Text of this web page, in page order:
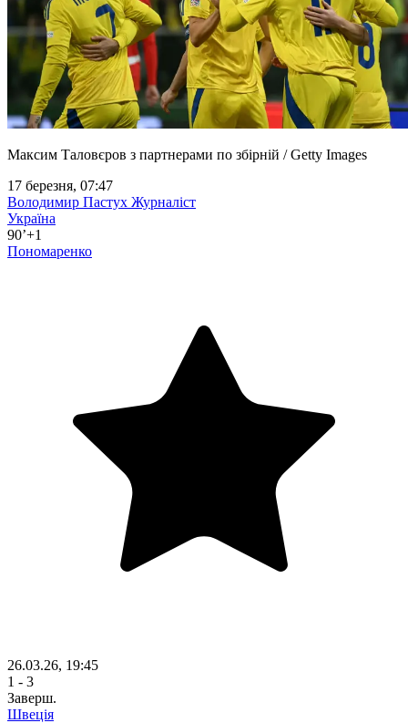
Максим Таловєров з партнерами по збірній / Getty Images
17 березня, 07:47
Володимир Пастух Журналіст
Україна
90’+1
Пономаренко
26.03.26, 19:45
1 - 3
Заверш.
Швеція